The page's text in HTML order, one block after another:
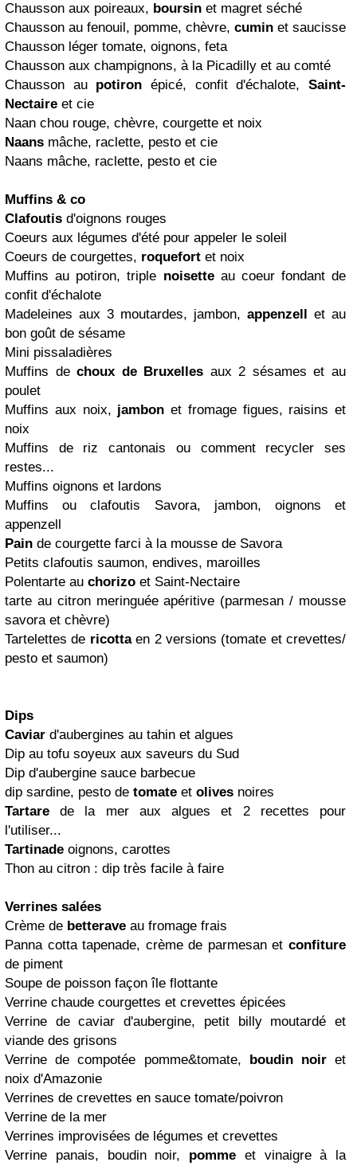
Chausson aux poireaux, boursin et magret séché
Chausson au fenouil, pomme, chèvre, cumin et saucisse
Chausson léger tomate, oignons, feta
Chausson aux champignons, à la Picadilly et au comté
Chausson au potiron épicé, confit d'échalote,Saint-
Nectaire et cie
Naan chou rouge, chèvre, courgette et noix
Naans mâche, raclette, pesto et cie
Naans mâche, raclette, pesto et cie
Muffins & co
Clafoutis d'oignons rouges
Coeurs aux légumes d'été pour appeler le soleil
Coeurs de courgettes, roquefort et noix
Muffins au potiron, triple noisetteau coeur fondant de
confit d'échalote
Madeleines aux 3 moutardes, jambon, appenzell et au
bon goût de sésame
Mini pissaladières
Muffins dechoux de Bruxelles aux 2 sésames et au
poulet
Muffins aux noix, jambon et fromage figues, raisins et
noix
Muffins de riz cantonais ou comment recycler ses
restes...
Muffins oignons et lardons
Muffins ou clafoutis Savora, jambon, oignons et
appenzell
Pain de courgette farci à la mousse de Savora
Petits clafoutis saumon, endives, maroilles
Polentarte au chorizo et Saint-Nectaire
tarte au citron meringuée apéritive (parmesan / mousse
savora et chèvre)
Tartelettes de ricottaen 2 versions (tomate et crevettes/
pesto et saumon)
Dips
Caviar d'aubergines au tahin et algues
Dip au tofu soyeux aux saveurs du Sud
Dip d'aubergine sauce barbecue
dip sardine, pesto de tomate et olives noires
Tartare de la mer aux algues et 2 recettes pour
l'utiliser...
Tartinade oignons, carottes
Thon au citron : dip très facile à faire
Verrines salées
Crème de betterave au fromage frais
Panna cotta tapenade, crème de parmesan et confiture
de piment
Soupe de poisson façon île flottante
Verrine chaude courgettes et crevettes épicées
Verrine de caviar d'aubergine, petit billy moutardé et
viande des grisons
Verrine de compotée pomme&tomate, boudin noiret
noix d'Amazonie
Verrines de crevettes en sauce tomate/poivron
Verrine de la mer
Verrines improvisées de légumes et crevettes
Verrine panais, boudin noir, pomme et vinaigre à la